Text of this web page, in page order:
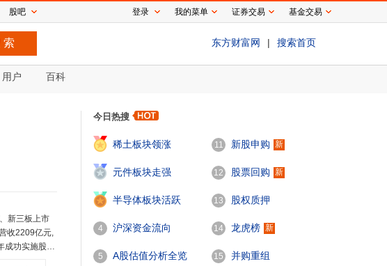
东方财富网 | 搜索首页
用户 百科
收2209亿元,
今日热搜
稀土板块领涨
2
元件板块走强
3
半导体板块活跃
4 沪深资金流向
5 A股估值分析全览
11 新股申购 新
12 股票回购 新
13 股权质押
14 龙虎榜 新
15 并购重组
股吧 登录 我的菜单 证券交易 基金交易